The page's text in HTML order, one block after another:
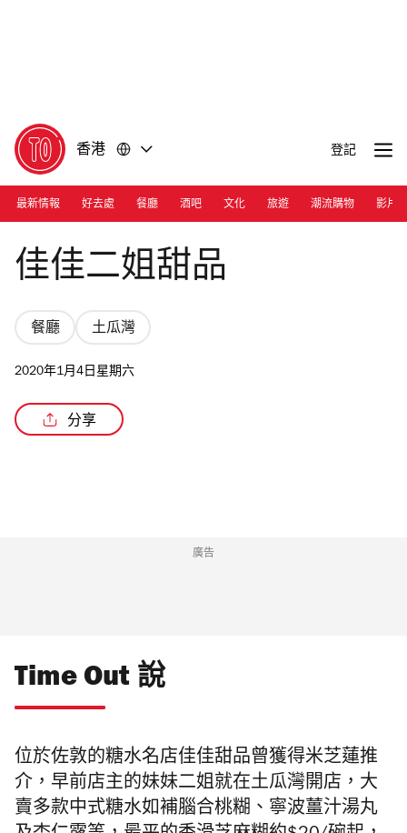
香港 登記
最新情報 好去處 餐廳 酒吧 文化 旅遊 潮流購物 影片
Anthony
佳佳二姐甜品
餐廳 土瓜灣
2020年1月4日星期六
分享
廣告
Time Out 說
位於佐敦的糖水名店佳佳甜品曾獲得米芝蓮推
介，早前店主的妹妹二姐就在土瓜灣開店，大
賣多款中式糖水如補腦合桃糊、寧波薑汁湯丸